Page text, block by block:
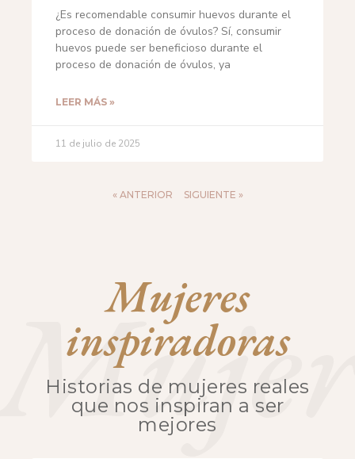
¿Es recomendable consumir huevos durante el
proceso de donación de óvulos? Sí, consumir
huevos puede ser beneficioso durante el
proceso de donación de óvulos, ya
LEER MÁS »
11 de julio de 2025
« ANTERIOR SIGUIENTE »
Mujeres
inspiradoras
Historias de mujeres reales
que nos inspiran a ser
mejores